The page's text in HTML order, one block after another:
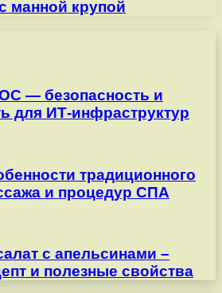
манной крупой
— безопасность и
для ИТ-инфраструктур
традиционного
и процедур СПА
с апельсинами –
и полезные свойства